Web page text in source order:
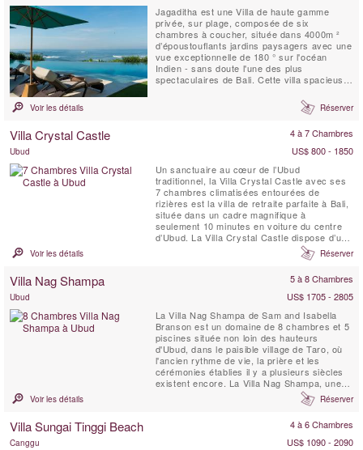
Jagaditha est une Villa de haute gamme
privée, sur plage, composée de six
chambres à coucher, située dans 4000m ²
d’époustouflants jardins paysagers avec une
vue exceptionnelle de 180 ° sur l'océan
Indien - sans doute l'une des plus
spectaculaires de Bali. Cette villa spacieuse,
pour les réunions de famille et les
rencontres. Que vous soyez 2 ou 12, notre
s'occupera de tous vos besoins.
Voir les détails Réserver
Villa Crystal Castle 4 à 7 Chambres
Ubud
US$ 800 - 1850
Un sanctuaire au cœur de l’Ubud
traditionnel, la Villa Crystal Castle avec ses
7 chambres climatisées entourées de
rizières est la villa de retraite parfaite à Bali,
située dans un cadre magnifique à
seulement 10 minutes en voiture du centre
d’Ubud. La Villa Crystal Castle dispose d’une
grande piscine de 18 x 5 mètres de taille
comparable à celle d’un complexe hôtelier,
Soins Spa, le tout niché dans un vaste jardin
Voir les détails Réserver
Villa Nag Shampa 5 à 8 Chambres
Ubud
US$ 1705 - 2805
La Villa Nag Shampa de Sam and Isabella
Branson est un domaine de 8 chambres et 5
piscines située non loin des hauteurs
d'Ubud, dans le paisible village de Taro, où
l'ancien rythme de vie, la prière et les
cérémonies établies il y a plusieurs siècles
existent encore. La Villa Nag Shampa, une
villa de retraite privée, offre une architecture
javanaise traditionnelle de style Joglo,
personnel dévoué à plein temps et un chef ...
Voir les détails Réserver
Villa Sungai Tinggi Beach 4 à 6 Chambres
Canggu
US$ 1090 - 2090